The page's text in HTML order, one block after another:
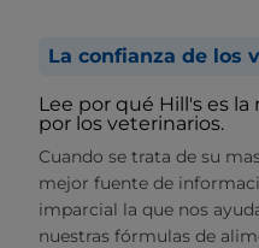
La confianza de los
Lee por qué Hill's es la
por los veterinarios.
Cuando se trata de su
mejor fuente de
imparcial la que nos
nuestras fórmulas de